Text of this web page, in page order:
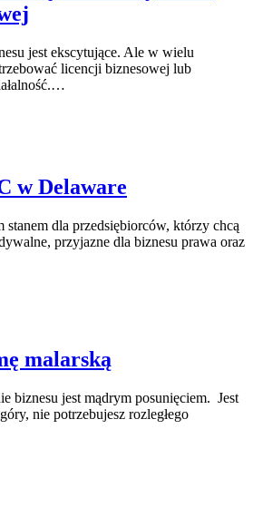
jest ekscytujące. Ale w wielu
licencji biznesowej lub
w Delaware
stanem dla przedsiębiorców, którzy chcą
przyjazne dla biznesu prawa oraz
malarską
biznesu jest mądrym posunięciem. Jest
nie potrzebujesz rozległego